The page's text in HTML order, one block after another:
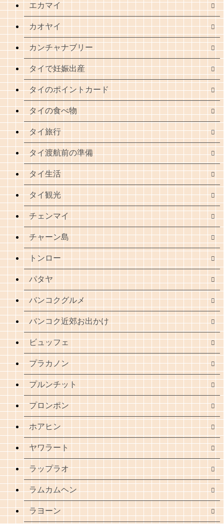
エカマイ
カオヤイ
カンチャナブリー
タイで妊娠出産
タイのポイントカード
タイの食べ物
タイ旅行
タイ渡航前の準備
タイ生活
タイ観光
チェンマイ
チャーン島
トンロー
パタヤ
バンコクグルメ
バンコク近郊お出かけ
ビュッフェ
プラカノン
プルンチット
プロンポン
ホアヒン
ヤワラート
ラップラオ
ラムカムヘン
ラヨーン